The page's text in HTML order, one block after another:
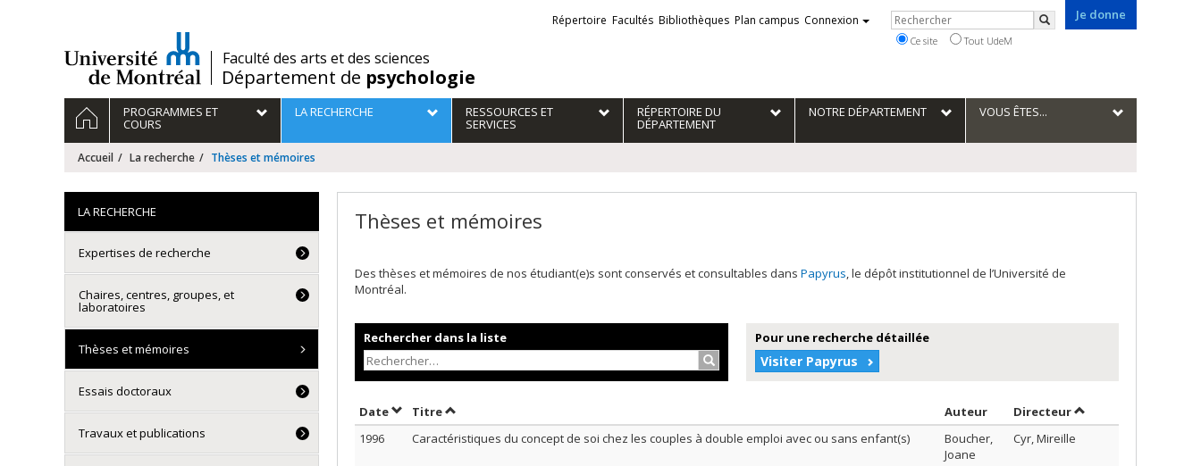
/Faculté des arts et des sciences
Département de psychologie
Je donne
Liens
externes
Répertoire Facultés Bibliothèques Plan campus Connexion Rechercher
Rechercher
Ce site Tout UdeM
Navigation
principale
ACCUEILPROGRAMMES ET
COURS
LA RECHERCHE RESSOURCES ET
SERVICES
RÉPERTOIRE DU
DÉPARTEMENT
NOTRE DÉPARTEMENT VOUS ÊTES...
Accueil La recherche Thèses et mémoires
Thèses et mémoires
Des thèses et mémoires de nos étudiant(e)s sont conservés et consultables dans Papyrus, le dépôt institutionnel de l’Université de
Montréal.
Rechercher dans la liste
Rechercher…
Pour une recherche détaillée
Visiter Papyrus
DateTrier par date en ordre croissant
TitreTrier par titre en ordre croissant Auteur Trier par auteur en ordre croissant
Directeurpar contributeur en
1996
Caractéristiques du concept de soi chez les couples à double emploi avec ou sans enfant(s)
Boucher,
Joane
Cyr, Mireille
LA RECHERCHE
Expertises de recherche
Chaires, centres, groupes, et
laboratoires
Thèses et mémoires
Essais doctoraux
Travaux et publications